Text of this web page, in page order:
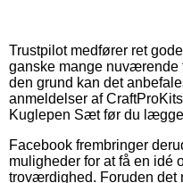
Trustpilot medfører ret
ganske mange nuværende
den grund kan det
anmeldelser af
Kuglepen Sæt før du
Facebook frembringer
muligheder for at få en idé
troværdighed. Foruden det